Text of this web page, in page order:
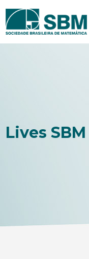
Pular
para
Lives